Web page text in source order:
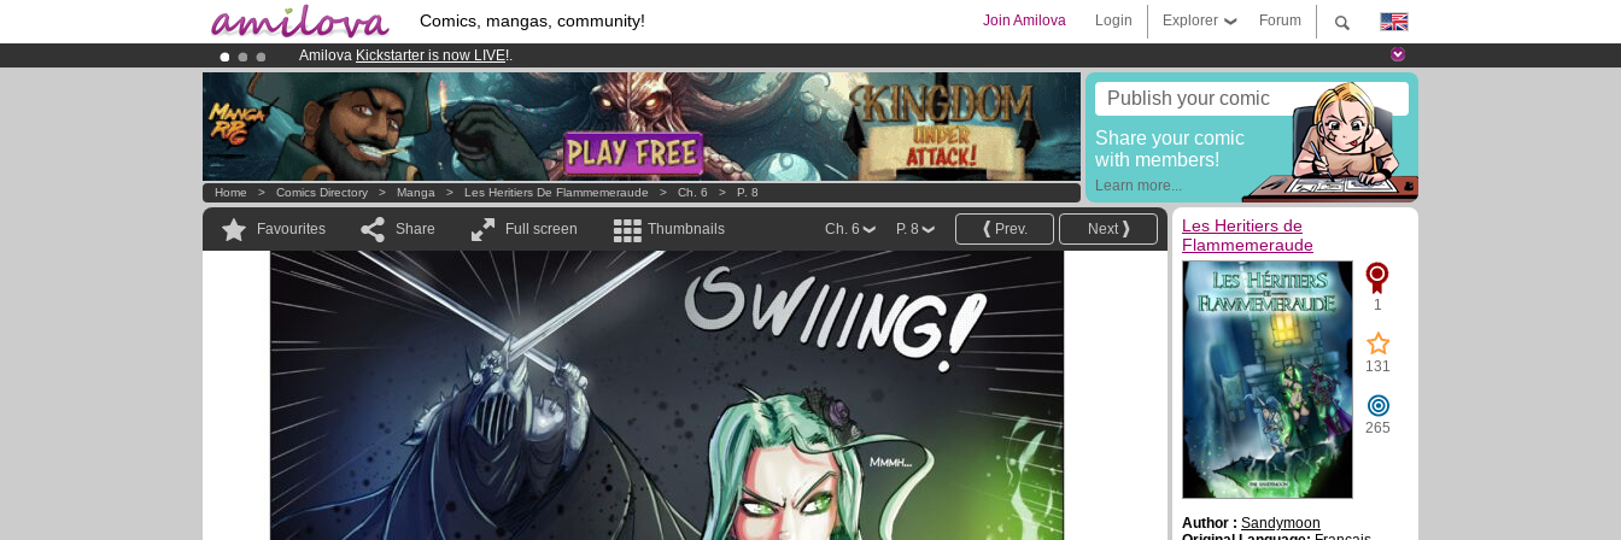
Comics, mangas, community! Forum
Explorer
Login
Join Amilova
Amilova Kickstarter is now LIVE!.
Already 100000membersand 1000comics & mangas!.
Premium membership from3.95 euros per month !Get membership now
Publish your comic
Share your comic
with members!
Learn more...
Home > Comics Directory > Manga > Les Heritiers De Flammemeraude > Ch. 6 > P. 8
Favourites Share Full screen Thumbnails Next
Prev.
P. 8
Ch. 6
Les Heritiers de
Flammemeraude
1
131
265
Author : Sandymoon